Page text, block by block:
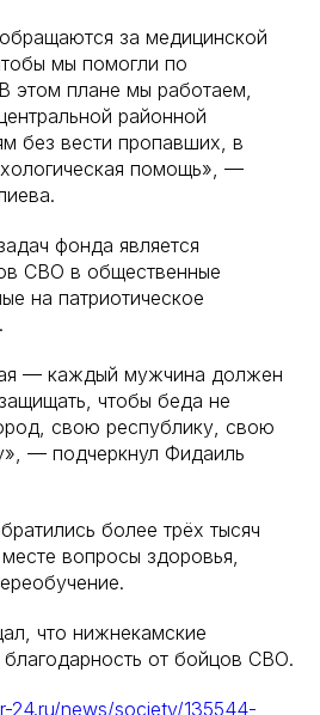
за медицинской
мы помогли по
этом плане мы работаем,
районной
без вести пропавших, в
помощь», —
фонда является
СВО в общественные
на патриотическое
— каждый мужчина должен
чтобы беда не
свою республику, свою
— подчеркнул Фидаиль
более трёх тысяч
вопросы здоровья,
что нижнекамские
от бойцов СВО.
24.ru/news/society/135544-